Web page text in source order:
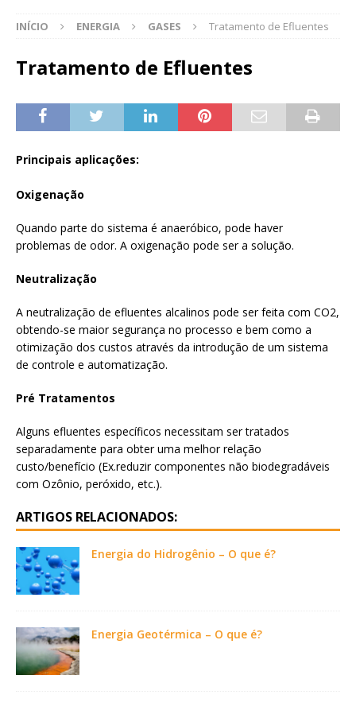
INÍCIO ENERGIA GASES Tratamento de Efluentes
Tratamento de Efluentes
Principais aplicações:
Oxigenação
Quando parte do sistema é anaeróbico, pode haver
problemas de odor. A oxigenação pode ser a solução.
Neutralização
A neutralização de efluentes alcalinos pode ser feita com CO2,
obtendo-se maior segurança no processo e bem como a
otimização dos custos através da introdução de um sistema
de controle e automatização.
Pré Tratamentos
Alguns efluentes específicos necessitam ser tratados
separadamente para obter uma melhor relação
custo/benefício (Ex.reduzir componentes não biodegradáveis
com Ozônio, peróxido, etc.).
ARTIGOS RELACIONADOS:
Energia do Hidrogênio – O que é?
Energia Geotérmica – O que é?